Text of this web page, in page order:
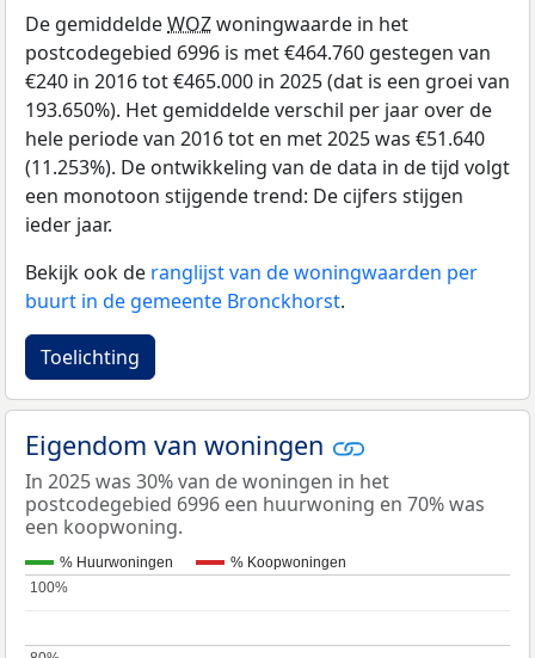
De gemiddeldeWOZwoningwaarde in het
postcodegebied 6996 is met €464.760 gestegen van
€240 in 2016 tot €465.000 in 2025 (dat is een groei van
193.650%). Het gemiddelde verschil per jaar over de
hele periode van 2016 tot en met 2025 was €51.640
(11.253%). De ontwikkeling van de data in de tijd volgt
een monotoon stijgende trend: De cijfers stijgen
ieder jaar.
Bekijk ook de ranglijst van de woningwaarden per
buurt in de gemeente Bronckhorst.
Toelichting
Eigendom van woningen
In 2025 was 30% van de woningen in het
postcodegebied 6996 een huurwoning en 70% was
een koopwoning.
% Huurwoningen % Koopwoningen
100%
100%